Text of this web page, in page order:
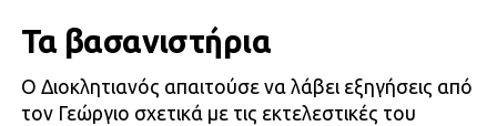
Τα βασανιστήρια
Ο Διοκλητιανός απαιτούσε να λάβει εξηγήσεις από
τον Γεώργιο σχετικά με τις εκτελεστικές του